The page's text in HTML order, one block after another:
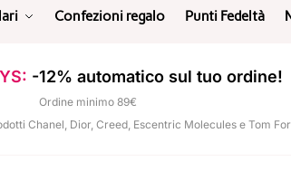
Confezioni regalo Punti Fedeltà
-12% automatico sul tuo ordine!
Ordine minimo 89€
Chanel, Dior, Creed, Escentric Molecules e Tom